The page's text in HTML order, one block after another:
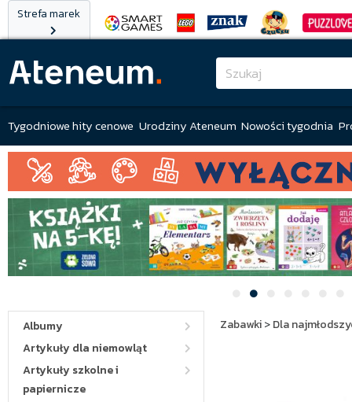
Strefa marek
Tygodniowe hity cenowe Urodziny Ateneum Nowości tygodnia
Albumy
Artykuły dla niemowląt
Artykuły szkolne i
papiernicze
Zabawki>Dla